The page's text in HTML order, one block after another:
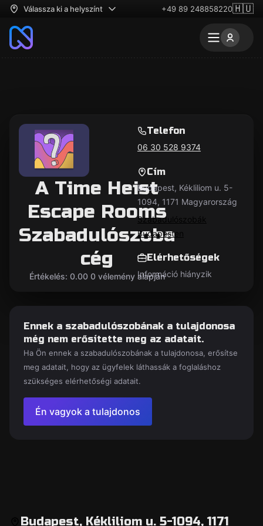
Válassza ki a helyszínt +49 89 248858220🇭🇺
A Time Heist
Escape Rooms
Szabadulószoba
cég
Értékelés: 0.00 0 vélemény alapján
Telefon
06 30 528 9374
Cím
Budapest, Kékliliom u. 5-
1094, 1171 Magyarország
Szabadulószobák
Budapesten
Elérhetőségek
Információ hiányzik
Ennek a szabadulószobának a tulajdonosa
még nem erősítette meg az adatait.
Ha Ön ennek a szabadulószobának a tulajdonosa, erősítse
meg adatait, hogy az ügyfelek láthassák a foglaláshoz
szükséges elérhetőségi adatait.
Én vagyok a tulajdonos
Budapest, Kékliliom u. 5-1094, 1171